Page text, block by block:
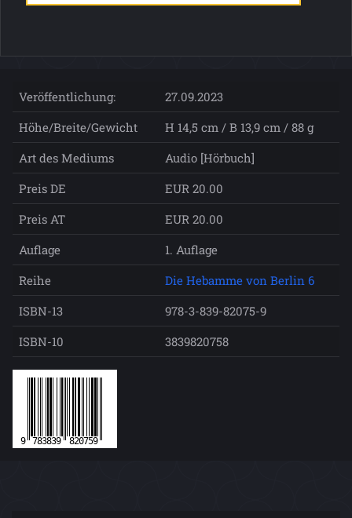
Veröffentlichung:
27.09.2023
Höhe/Breite/Gewicht
H 14,5 cm / B 13,9 cm / 88 g
Art des Mediums
Audio [Hörbuch]
Preis DE
EUR 20.00
Preis AT
EUR 20.00
Auflage
1. Auflage
Reihe
Die Hebamme von Berlin 6
ISBN-13
978-3-839-82075-9
ISBN-10
3839820758